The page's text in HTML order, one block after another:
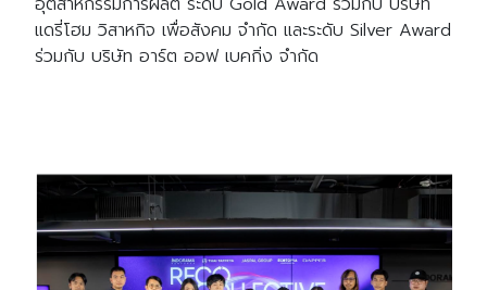
แดรี่โฮม วิสาหกิจ เพื่อสังคม จำกัด และระดับ Silver Award
ร่วมกับ บริษัท อาร์ต ออฟ เบคกิ่ง จำกัด